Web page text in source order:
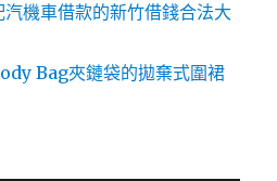
機車借款的新竹借錢合法大
Bag夾鏈袋的拋棄式圍裙